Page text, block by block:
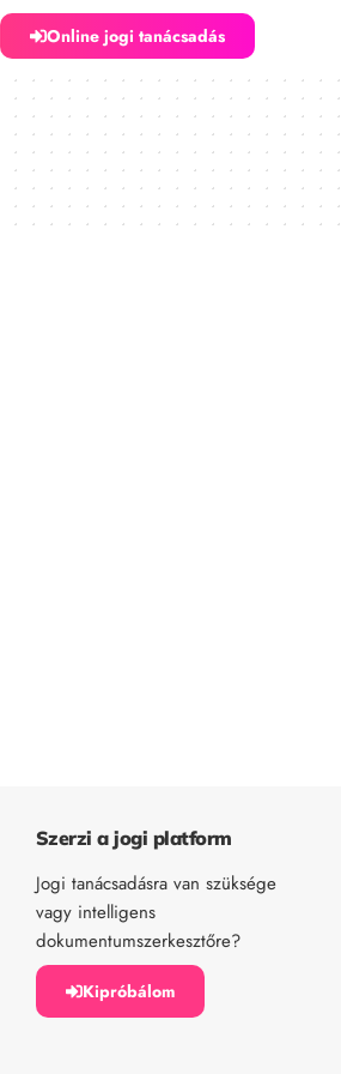
Online jogi tanácsadás
Szerzi a jogi platform
Jogi tanácsadásra van szüksége
vagy intelligens
dokumentumszerkesztőre?
Kipróbálom